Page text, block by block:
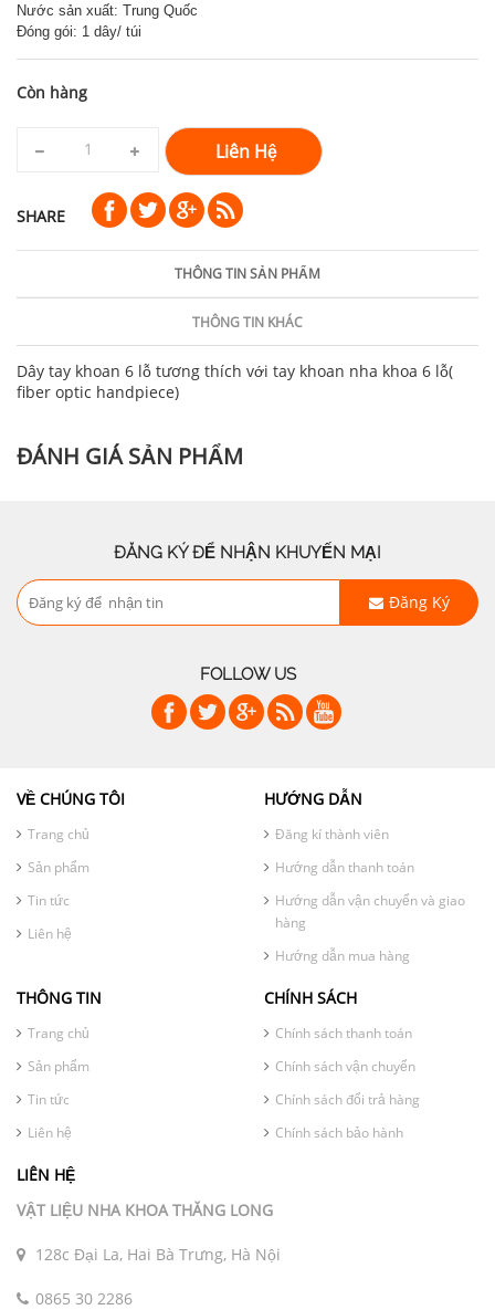
Nước sản xuất: Trung Quốc
Đóng gói: 1 dây/ túi
Còn hàng
Liên Hệ
SHARE
THÔNG TIN SẢN PHẨM
THÔNG TIN KHÁC
Dây tay khoan 6 lỗ tương thích với tay khoan nha khoa 6 lỗ(
fiber optic handpiece)
ĐÁNH GIÁ SẢN PHẨM
ĐĂNG KÝ ĐỂ NHẬN KHUYẾN MẠI
Đăng Ký
FOLLOW US
VỀ CHÚNG TÔI
Trang chủ
Sản phẩm
Tin tức
Liên hệ
HƯỚNG DẪN
Đăng kí thành viên
Hướng dẫn thanh toán
Hướng dẫn vận chuyển và giao
hàng
Hướng dẫn mua hàng
THÔNG TIN
Trang chủ
Sản phẩm
Tin tức
Liên hệ
CHÍNH SÁCH
Chính sách thanh toán
Chính sách vận chuyển
Chính sách đổi trả hàng
Chính sách bảo hành
LIÊN HỆ
VẬT LIỆU NHA KHOA THĂNG LONG
128c Đại La, Hai Bà Trưng, Hà Nội
0865 30 2286